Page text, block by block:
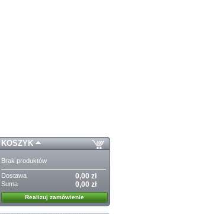
KOSZYK
Brak produktów
Dostawa 0,00 zł
Suma 0,00 zł
Realizuj zamówienie